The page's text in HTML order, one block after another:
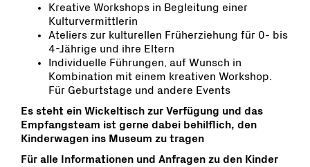
Kreative Workshops in Begleitung einer
Kulturvermittlerin
Ateliers zur kulturellen Früherziehung für 0- bis
4-Jährige und ihre Eltern
Individuelle Führungen, auf Wunsch in
Kombination mit einem kreativen Workshop.
Für Geburtstage und andere Events
Es steht ein Wickeltisch zur Verfügung und das
Empfangsteam ist gerne dabei behilflich, den
Kinderwagen ins Museum zu tragen
Für alle Informationen und Anfragen zu den Kinder